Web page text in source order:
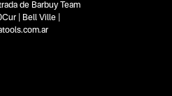
de Barbuy Team
| Bell Ville |